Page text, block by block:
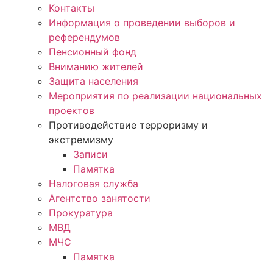
Контакты
Информация о проведении выборов и
референдумов
Пенсионный фонд
Вниманию жителей
Защита населения
Мероприятия по реализации национальных
проектов
Противодействие терроризму и
экстремизму
Записи
Памятка
Налоговая служба
Агентство занятости
Прокуратура
МВД
МЧС
Памятка